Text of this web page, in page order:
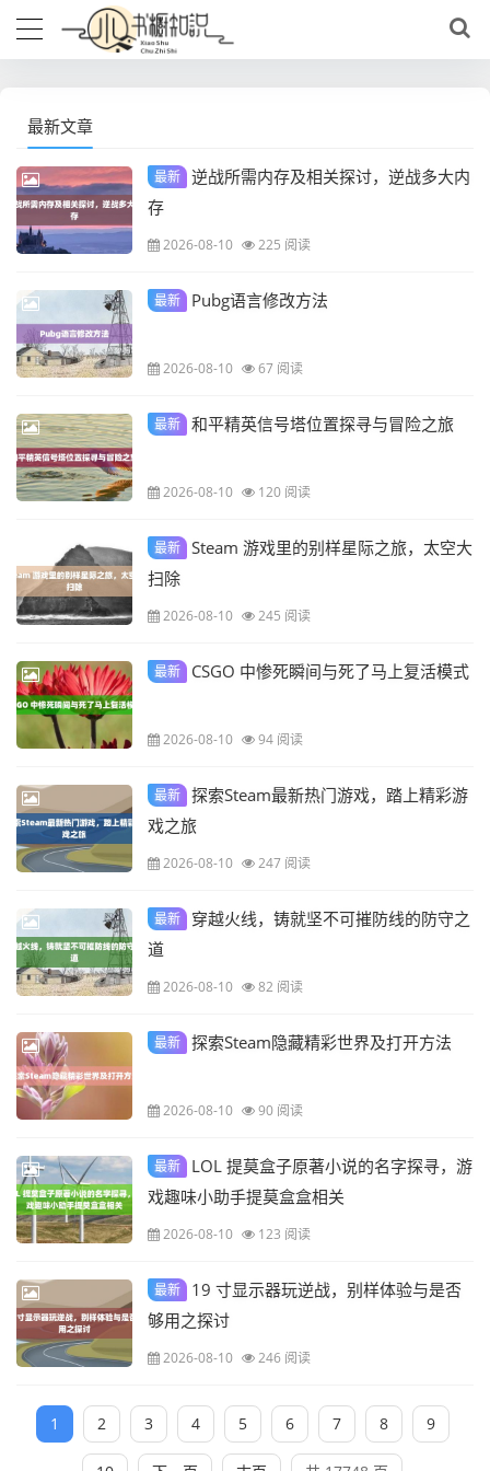
最新文章
最新 逆战所需内存及相关探讨，逆战多大内
存
2026-08-10 225 阅读
最新 Pubg语言修改方法
2026-08-10 67 阅读
最新 和平精英信号塔位置探寻与冒险之旅
2026-08-10 120 阅读
最新 Steam 游戏里的别样星际之旅，太空大
扫除
2026-08-10 245 阅读
最新 CSGO 中惨死瞬间与死了马上复活模式
2026-08-10 94 阅读
最新 探索Steam最新热门游戏，踏上精彩游
戏之旅
2026-08-10 247 阅读
最新
穿越火线，铸就坚不可摧防线的防守之
道
2026-08-10 82 阅读
最新 探索Steam隐藏精彩世界及打开方法
2026-08-10 90 阅读
最新
LOL 提莫盒子原著小说的名字探寻，游
戏趣味小助手提莫盒盒相关
2026-08-10 123 阅读
最新
19 寸显示器玩逆战，别样体验与是否
够用之探讨
2026-08-10 246 阅读
1 2 3 4 5 6 7 8 9